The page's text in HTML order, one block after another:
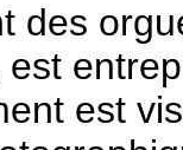
des
est